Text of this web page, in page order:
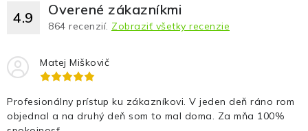
4.9 Overené zákazníkmi
864 recenzií. Zobraziť všetky recenzie
Matej Miškovič
Profesionálny prístup ku zákazníkovi. V jeden deň ráno rom
objednal a na druhý deň som to mal doma. Za mňa 100%